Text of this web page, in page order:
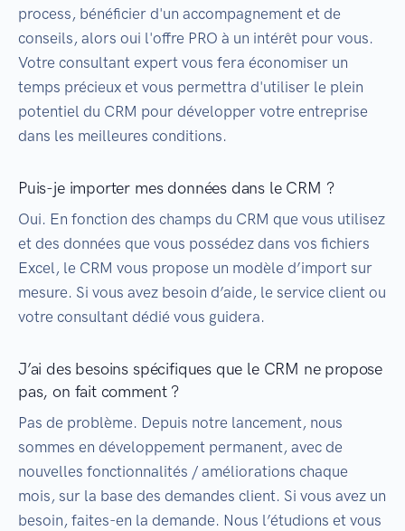
process, bénéficier d'un accompagnement et de
conseils, alors oui l'offre PRO à un intérêt pour vous.
Votre consultant expert vous fera économiser un
temps précieux et vous permettra d'utiliser le plein
potentiel du CRM pour développer votre entreprise
dans les meilleures conditions.
Puis-je importer mes données dans le CRM ?
Oui. En fonction des champs du CRM que vous utilisez
et des données que vous possédez dans vos fichiers
Excel, le CRM vous propose un modèle d’import sur
mesure. Si vous avez besoin d’aide, le service client ou
votre consultant dédié vous guidera.
J’ai des besoins spécifiques que le CRM ne propose
pas, on fait comment ?
Pas de problème. Depuis notre lancement, nous
sommes en développement permanent, avec de
nouvelles fonctionnalités / améliorations chaque
mois, sur la base des demandes client. Si vous avez un
besoin, faites-en la demande. Nous l’étudions et vous